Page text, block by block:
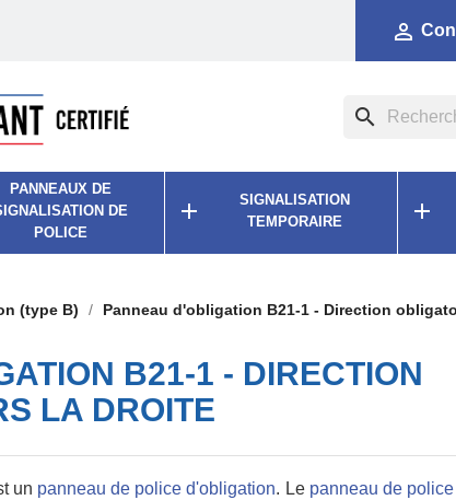

search
PANNEAUX DE
DE
POLICE

SIGNALISATION
TEMPORAIRE

(type B) Panneau d'obligation B21-1 - Direction
B21-1 - DIRECTION
LA DROITE
un panneau de police d'obligation. Le panneau de police